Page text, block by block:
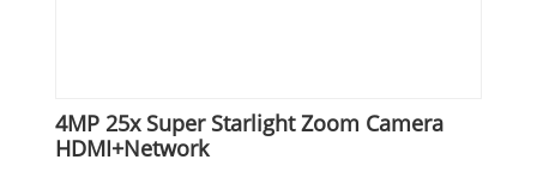
4MP 25x Super Starlight Zoom Camera
HDMI+Network